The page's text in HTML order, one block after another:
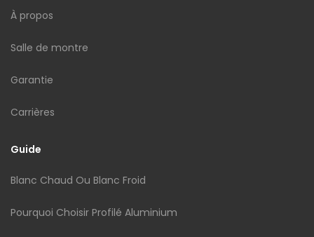
À propos
Salle de montre
Garantie
Carrières
Guide
Blanc Chaud Ou Blanc Froid
Pourquoi Choisir Profilé Aluminium